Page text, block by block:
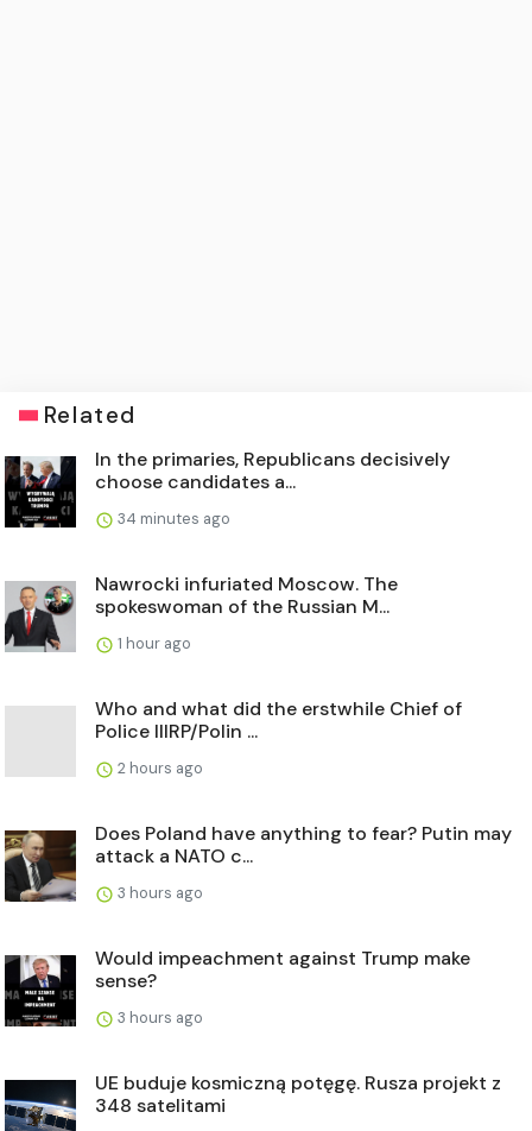
Related
In the primaries, Republicans decisively
choose candidates a...
34 minutes ago
Nawrocki infuriated Moscow. The
spokeswoman of the Russian M...
1 hour ago
Who and what did the erstwhile Chief of
Police IIIRP/Polin ...
2 hours ago
Does Poland have anything to fear? Putin may
attack a NATO c...
3 hours ago
Would impeachment against Trump make
sense?
3 hours ago
UE buduje kosmiczną potęgę. Rusza projekt z
348 satelitami